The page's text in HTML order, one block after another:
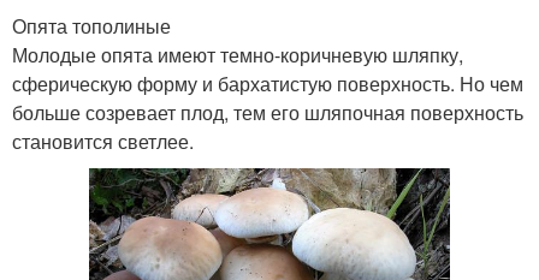
Опята тополиные
Молодые опята имеют темно-коричневую шляпку,
сферическую форму и бархатистую поверхность. Но чем
больше созревает плод, тем его шляпочная поверхность
становится светлее.